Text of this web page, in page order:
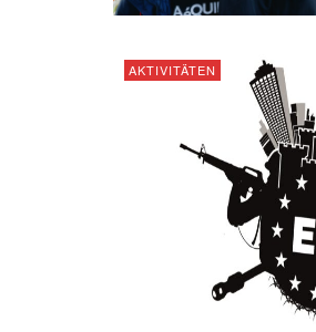
AKTIVITÄTEN